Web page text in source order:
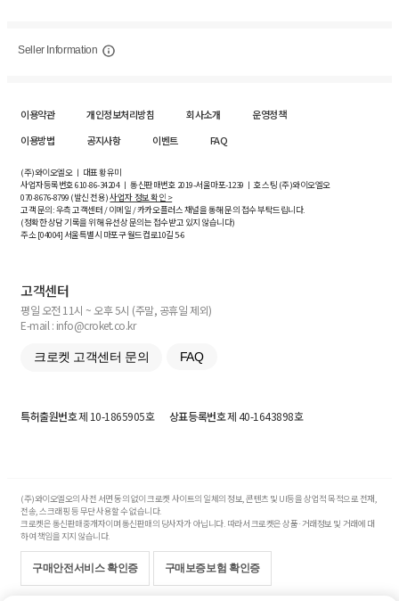
Seller Information
이용약관 개인정보처리방침 회사소개
운영정책
이용방법
공지사항 이벤트 FAQ
(주)와이오엘오 ㅣ 대표 황유미
사업자등록번호610-86-34204ㅣ 통신판매번호 2019-서울마포-1239 ㅣ 호스팅 (주)와이오엘오
070-8676-8799 (발신 전용)사업자 정보 확인 >
고객 문의: 우측 고객센터 / 이메일 / 카카오플러스 채널을 통해 문의 접수 부탁드립니다.
(정확한 상담 기록을 위해 유선상 문의는 접수받고 있지 않습니다)
주소 [04004] 서울특별시 마포구 월드컵로10길5-6
고객센터
평일 오전 11시 ~ 오후 5시 (주말, 공휴일 제외)
E-mail : info@croket.co.kr
크로켓 고객센터 문의 FAQ
특허출원번호제 10-1865905호 상표등록번호제 40-1643898호
(주)와이오엘오의 사전 서면 동의 없이 크로켓 사이트의 일체의 정보, 콘텐츠 및 UI등을 상업적 목적으로 전재,
전송, 스크래핑 등 무단 사용할 수 없습니다.
크로켓은 통신판매중개자이며 통신판매의 당사자가 아닙니다. 따라서 크로켓은 상품·거래정보 및 거래에 대
하여 책임을 지지 않습니다.
구매안전서비스 확인증 구매보증보험 확인증